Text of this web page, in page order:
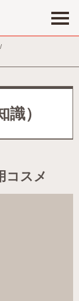
/
）
コスメ